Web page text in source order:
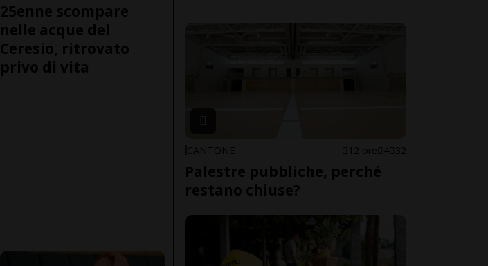
25enne scompare
nelle acque del
Ceresio, ritrovato
privo di vita
CANTONE 12 ore 4 32
Palestre pubbliche, perché
restano chiuse?